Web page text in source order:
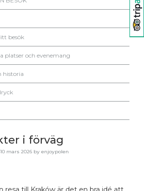
besök
platser och evenemang
historia
i förväg
10 mars 2026 by enjoypolen